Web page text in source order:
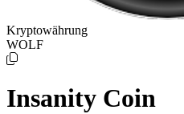
Kryptowährung
WOLF
Insanity Coin